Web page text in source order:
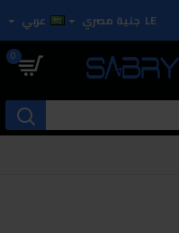
LE جنية مصري عربي
0